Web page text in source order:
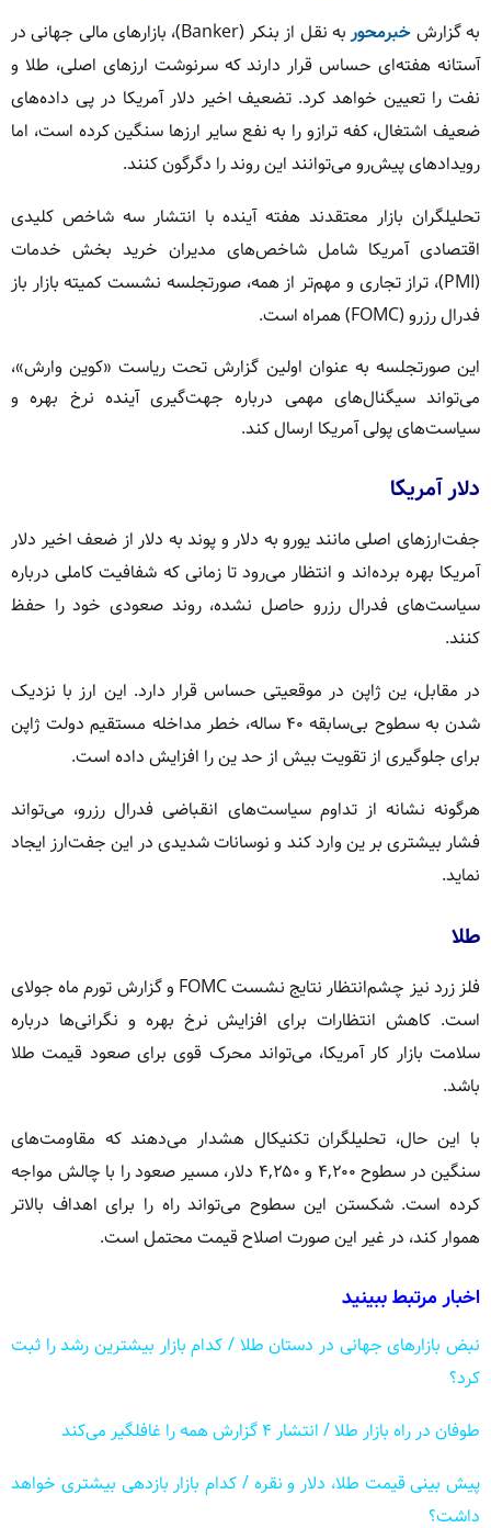
به گزارش خبرمحور
به نقل از بنکر (Banker)، بازارهای مالی جهانی در
آستانه هفته‌ای حساس قرار دارند که سرنوشت ارزهای اصلی، طلا و
نفت را تعیین خواهد کرد. تضعیف اخیر دلار آمریکا در پی داده‌های
ضعیف اشتغال، کفه ترازو را به نفع سایر ارزها سنگین کرده است، اما
رویدادهای پیش‌رو می‌توانند این روند را دگرگون کنند.
تحلیلگران بازار معتقدند هفته آینده با انتشار سه شاخص کلیدی
اقتصادی آمریکا شامل شاخص‌های مدیران خرید بخش خدمات
(PMI)، تراز تجاری و مهم‌تر از همه، صورتجلسه نشست کمیته بازار باز
فدرال رزرو (FOMC) همراه است.
این صورتجلسه به عنوان اولین گزارش تحت ریاست «کوین وارش»،
می‌تواند سیگنال‌های مهمی درباره جهت‌گیری آینده نرخ بهره و
سیاست‌های پولی آمریکا ارسال کند.
دلار آمریکا
جفت‌ارزهای اصلی مانند یورو به دلار و پوند به دلار از ضعف اخیر دلار
آمریکا بهره برده‌اند و انتظار می‌رود تا زمانی که شفافیت کاملی درباره
سیاست‌های فدرال رزرو حاصل نشده، روند صعودی خود را حفظ
کنند.
در مقابل، ین ژاپن در موقعیتی حساس قرار دارد. این ارز با نزدیک
شدن به سطوح بی‌سابقه ۴۰ ساله، خطر مداخله مستقیم دولت ژاپن
برای جلوگیری از تقویت بیش از حد ین را افزایش داده است.
هرگونه نشانه از تداوم سیاست‌های انقباضی فدرال رزرو، می‌تواند
فشار بیشتری بر ین وارد کند و نوسانات شدیدی در این جفت‌ارز ایجاد
نماید.
طلا
فلز زرد نیز چشم‌انتظار نتایج نشست FOMC و گزارش تورم ماه جولای
است. کاهش انتظارات برای افزایش نرخ بهره و نگرانی‌ها درباره
سلامت بازار کار آمریکا، می‌تواند محرک قوی برای صعود قیمت طلا
باشد.
با این حال، تحلیلگران تکنیکال هشدار می‌دهند که مقاومت‌های
سنگین در سطوح ۴,۲۰۰ و ۴,۲۵۰ دلار، مسیر صعود را با چالش مواجه
کرده است. شکستن این سطوح می‌تواند راه را برای اهداف بالاتر
هموار کند، در غیر این صورت اصلاح قیمت محتمل است.
اخبار مرتبط ببینید
نبض بازارهای جهانی در دستان طلا / کدام بازار بیشترین رشد را ثبت
کرد؟
طوفان در راه بازار طلا / انتشار ۴ گزارش همه را غافلگیر می‌کند
پیش بینی قیمت طلا، دلار و نقره / کدام بازار بازدهی بیشتری خواهد
داشت؟